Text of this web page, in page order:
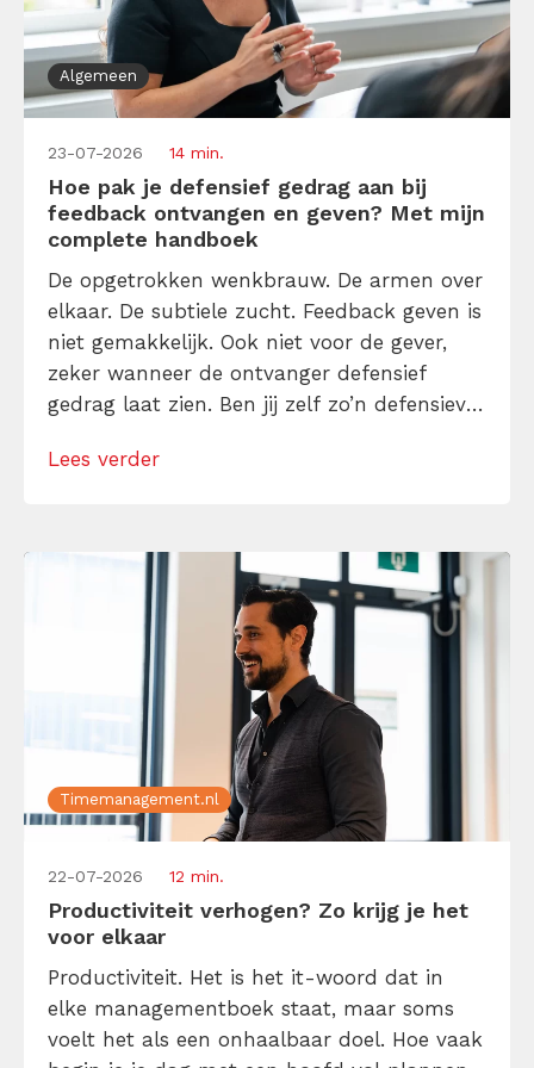
Algemeen
23-07-2026 14 min.
Hoe pak je defensief gedrag aan bij
feedback ontvangen en geven? Met mijn
complete handboek
De opgetrokken wenkbrauw. De armen over
elkaar. De subtiele zucht. Feedback geven is
niet gemakkelijk. Ook niet voor de gever,
zeker wanneer de ontvanger defensief
gedrag laat zien. Ben jij zelf zo’n defensieve
stemmetje in je hoofd ook te tetteren over
Lees verder
Timemanagement.nl
22-07-2026 12 min.
Productiviteit verhogen? Zo krijg je het
voor elkaar
Productiviteit. Het is het it-woord dat in
elke managementboek staat, maar soms
voelt het als een onhaalbaar doel. Hoe vaak